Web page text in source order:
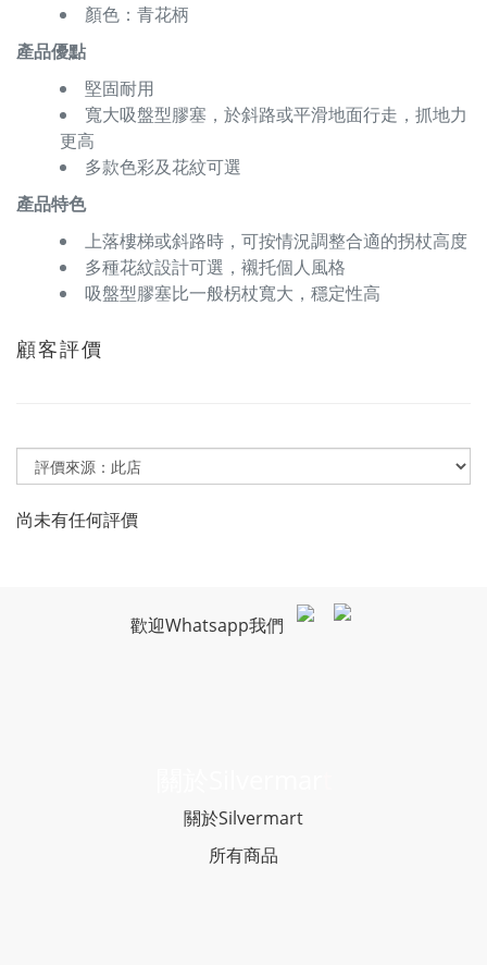
顏色：青花柄
產品優點
堅固耐用
寬大吸盤型膠塞，於斜路或平滑地面行走，抓地力
更高
多款色彩及花紋可選
產品特色
上落樓梯或斜路時，可按情況調整合適的拐杖高度
多種花紋設計可選，襯托個人風格
吸盤型膠塞比一般柺杖寬大，穩定性高
顧客評價
尚未有任何評價
歡迎Whatsapp我們
關於Silvermart
所有商品